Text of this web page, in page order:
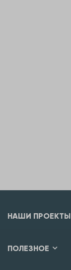
НАШИ ПРОЕКТЫ
ПОЛЕЗНОЕ